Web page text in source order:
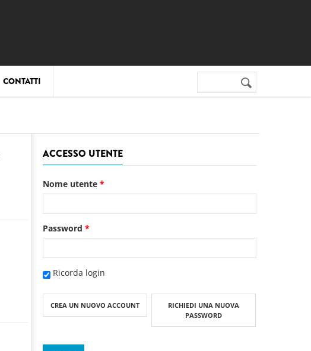
CONTATTI Form di
Cerca nel sito
ACCESSO UTENTE
Nome utente *
Password *
Ricorda login
CREA UN NUOVO ACCOUNT
RICHIEDI UNA NUOVA
PASSWORD